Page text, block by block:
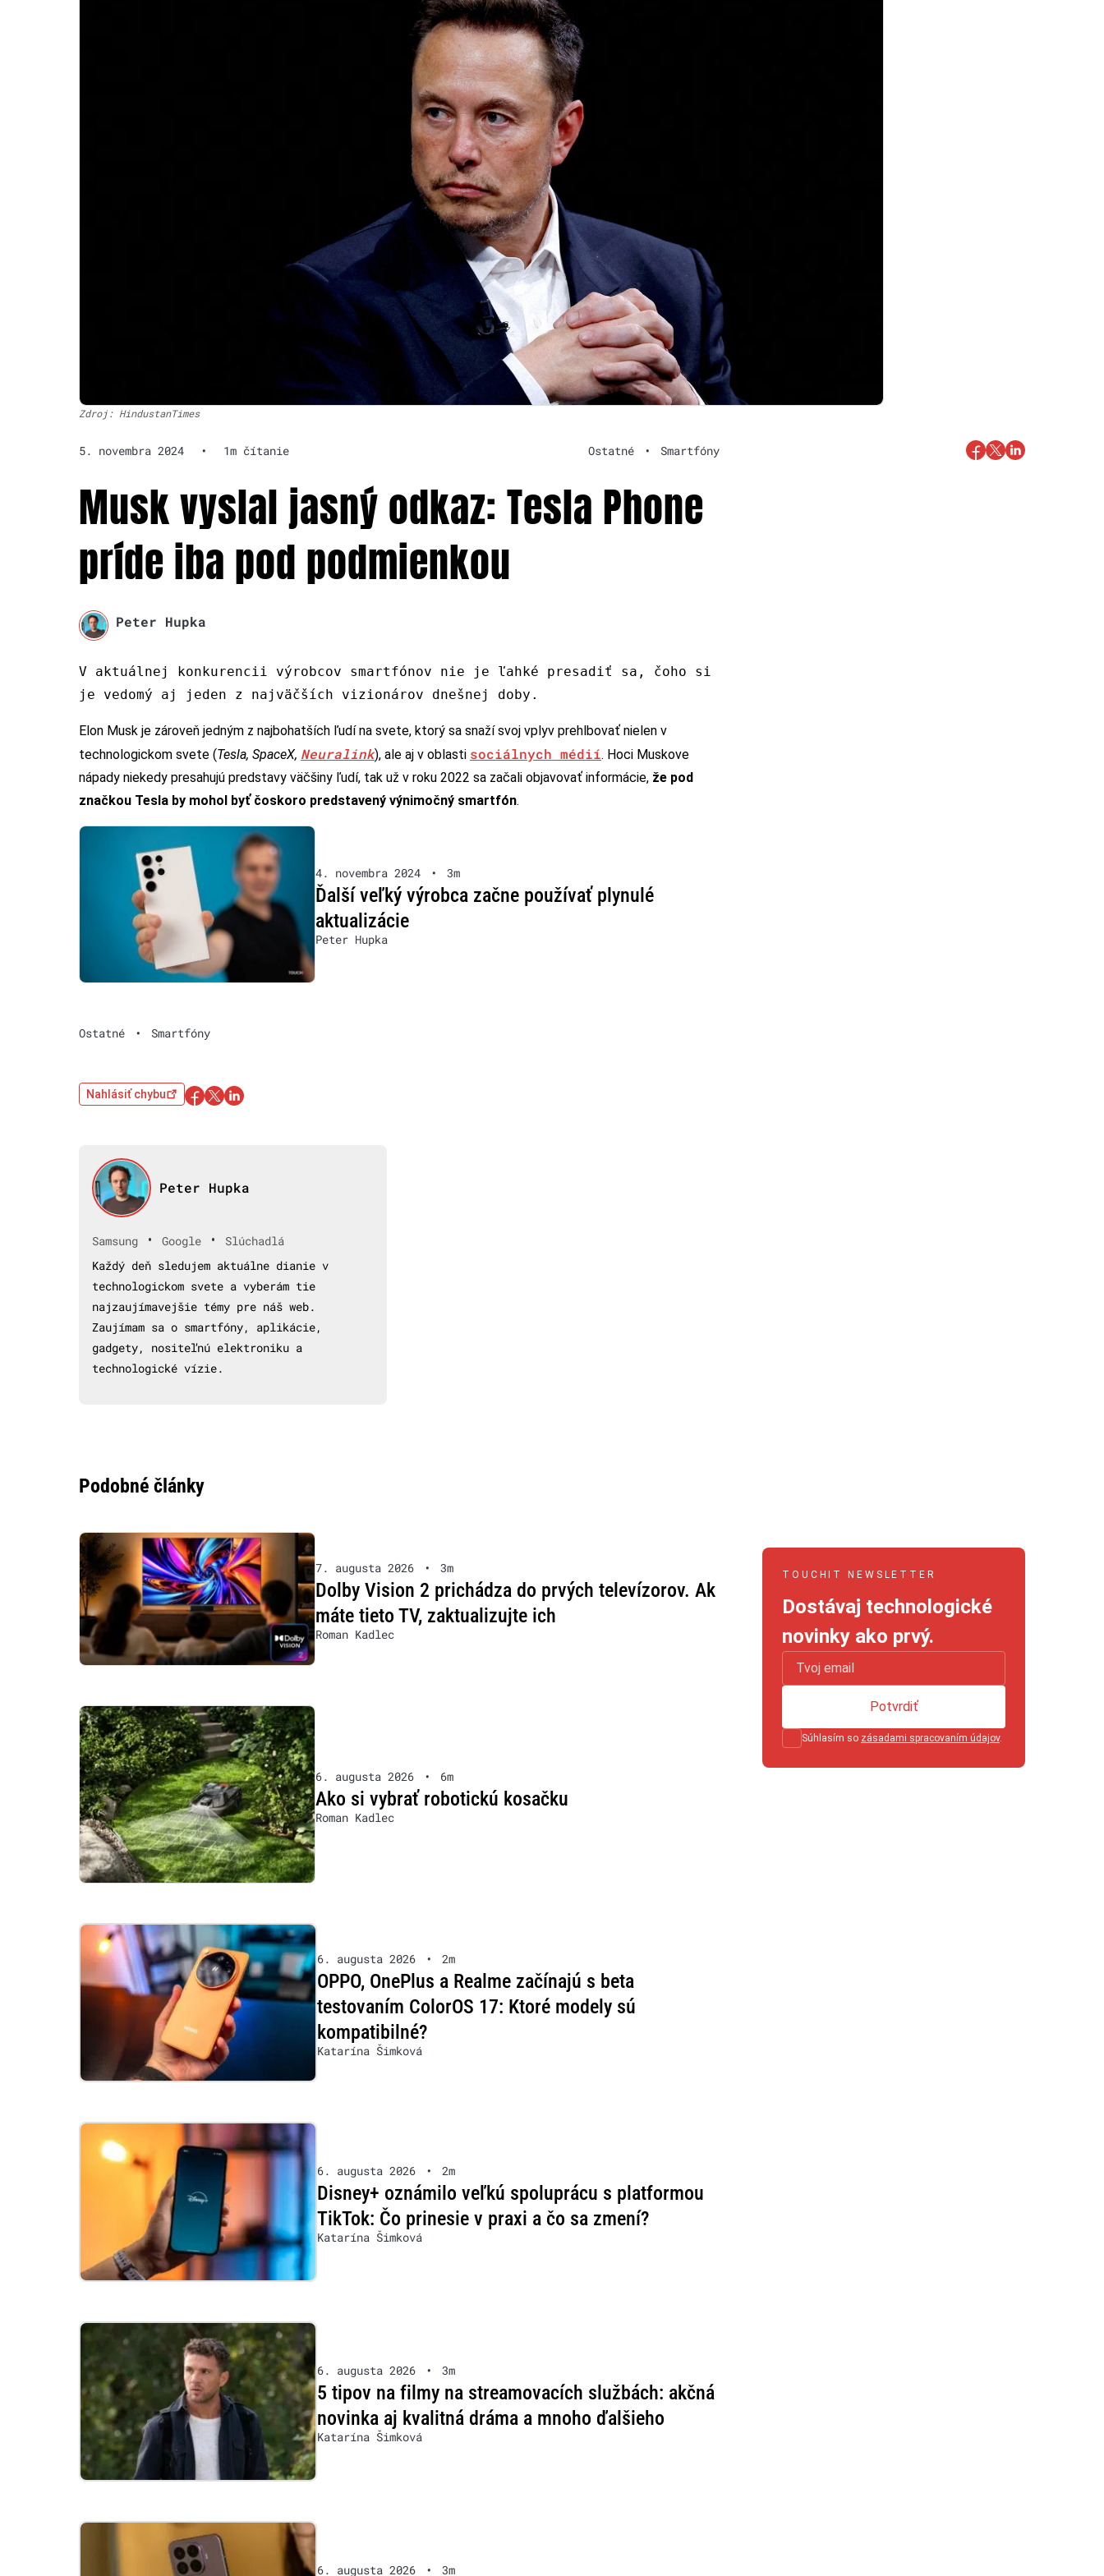
Zdroj: HindustanTimes
5. novembra 2024 • 1m čítanie Ostatné • Smartfóny
Musk vyslal jasný odkaz: Tesla Phone
príde iba pod podmienkou
Peter Hupka
V aktuálnej konkurencii výrobcov smartfónov nie je ľahké presadiť sa, čoho si
je vedomý aj jeden z najväčších vizionárov dnešnej doby.
Elon Musk je zároveň jedným z najbohatších ľudí na svete, ktorý sa snaží svoj vplyv prehlbovať nielen v
technologickom svete (Tesla, SpaceX, Neuralink), ale aj v oblasti sociálnych médií. Hoci Muskove
nápady niekedy presahujú predstavy väčšiny ľudí, tak už v roku 2022 sa začali objavovať informácie, že pod
značkou Tesla by mohol byť čoskoro predstavený výnimočný smartfón.
4. novembra 2024 • 3m
Ďalší veľký výrobca začne používať plynulé
aktualizácie
Peter Hupka
Ostatné • Smartfóny
Nahlásiť chybu
Peter Hupka
Samsung • Google •
Slúchadlá
Každý deň sledujem aktuálne dianie v
technologickom svete a vyberám tie
najzaujímavejšie témy pre náš web.
Zaujímam sa o smartfóny, aplikácie,
gadgety, nositeľnú elektroniku a
technologické vízie.
Podobné články
7. augusta 2026 • 3m
Dolby Vision 2 prichádza do prvých televízorov. Ak
máte tieto TV, zaktualizujte ich
Roman Kadlec
6. augusta 2026 • 6m
Ako si vybrať robotickú kosačku
Roman Kadlec
6. augusta 2026 • 2m
OPPO, OnePlus a Realme začínajú s beta
testovaním ColorOS 17: Ktoré modely sú
kompatibilné?
Katarína Šimková
6. augusta 2026 • 2m
Disney+ oznámilo veľkú spoluprácu s platformou
TikTok: Čo prinesie v praxi a čo sa zmení?
Katarína Šimková
6. augusta 2026 • 3m
5 tipov na filmy na streamovacích službách: akčná
novinka aj kvalitná dráma a mnoho ďalšieho
Katarína Šimková
6. augusta 2026 • 3m
TOUCHIT NEWSLETTER
Dostávaj technologické
novinky ako prvý.
Súhlasím so zásadami spracovaním údajov.
Potvrdiť